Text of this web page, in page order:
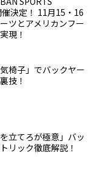
催決定！ 11月15・16
ツとアメリカンフー
現！
椅子」でバックヤー
技！
立てろが極意」バッ
リック徹底解説！